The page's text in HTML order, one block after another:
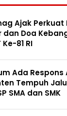
Ajak
dan Doa
Ke-81 RI
Ada Respons
Tempuh
SMA dan SMK